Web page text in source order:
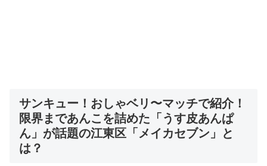
サンキュー！おしゃベリ〜マッチで紹介！
限界まであんこを詰めた「うす皮あんぱ
ん」が話題の江東区「メイカセブン」と
は？